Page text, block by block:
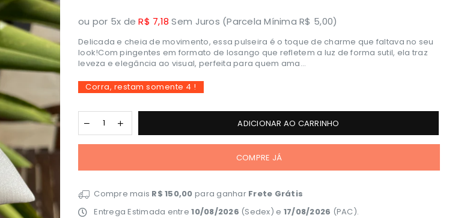
ou por 5x deR$ 7,18 Sem Juros (Parcela Mínima R$ 5,00)
Delicada e cheia de movimento, essa pulseira é o toque de charme que faltava no seu
look!Com pingentes em formato de losango que refletem a luz de forma sutil, ela traz
leveza e elegância ao visual, perfeita para quem ama...
Corra, restam somente 4 !
ADICIONAR AO CARRINHO
COMPRE JÁ
Compre mais R$ 150,00 para ganhar Frete Grátis
Entrega Estimada entre10/08/2026 (Sedex) e 17/08/2026 (PAC).